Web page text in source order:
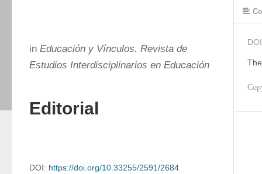
in Educación y Vínculos. Revista de
Estudios Interdisciplinarios en Educación
Editorial
DOI: https://doi.org/10.33255/2591/2684
DOI